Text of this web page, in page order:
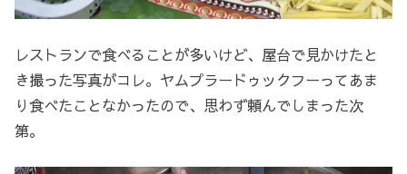
レストランで食べることが多いけど、屋台で見かけたと
き撮った写真がコレ。ヤムプラードゥックフーってあま
り食べたことなかったので、思わず頼んでしまった次
第。